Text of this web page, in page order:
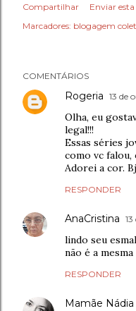
Compartilhar
Enviar
Marcadores: blogagem
COMENTÁRIOS
Rogeria 13 de
Olha, eu
legal!!!
Essas séries
como vc
Adorei a cor.
RESPONDER
AnaCristina
lindo seu
não é a
RESPONDER
Mamãe Nádia